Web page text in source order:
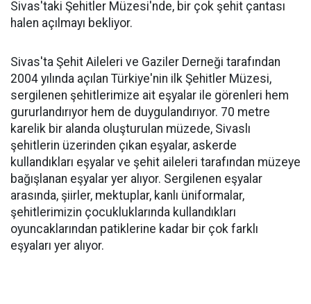
Sivas'taki Şehitler Müzesi'nde, bir çok şehit çantası
halen açılmayı bekliyor.
Sivas'ta Şehit Aileleri ve Gaziler Derneği tarafından
2004 yılında açılan Türkiye'nin ilk Şehitler Müzesi,
sergilenen şehitlerimize ait eşyalar ile görenleri hem
gururlandırıyor hem de duygulandırıyor. 70 metre
karelik bir alanda oluşturulan müzede, Sivaslı
şehitlerin üzerinden çıkan eşyalar, askerde
kullandıkları eşyalar ve şehit aileleri tarafından müzeye
bağışlanan eşyalar yer alıyor. Sergilenen eşyalar
arasında, şiirler, mektuplar, kanlı üniformalar,
şehitlerimizin çocukluklarında kullandıkları
oyuncaklarından patiklerine kadar bir çok farklı
eşyaları yer alıyor.